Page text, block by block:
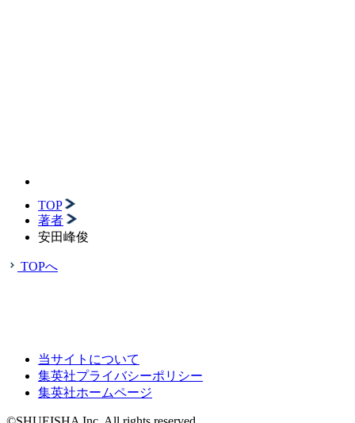
TOP
著者
安田峰俊
TOPへ
当サイトについて
集英社プライバシーポリシー
集英社ホームページ